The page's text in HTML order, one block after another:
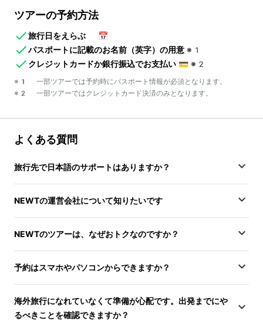
ツアーの予約方法
旅行日をえらぶ
📅
パスポートに記載のお名前（英字）の用意 ※1
クレジットカードか銀行振込でお支払い 💳 ※2
※1 一部ツアーでは予約時にパスポート情報が必須となります。
※2 一部ツアーではクレジットカード決済のみとなります。
よくある質問
旅行先で日本語のサポートはありますか？
NEWTの運営会社について知りたいです
NEWTのツアーは、なぜおトクなのですか？
予約はスマホやパソコンからできますか？
海外旅行になれていなくて準備が心配です。出発までにや
るべきことを確認できますか？